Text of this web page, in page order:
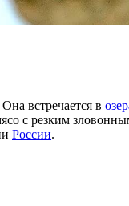
встречается в
с резким
России.